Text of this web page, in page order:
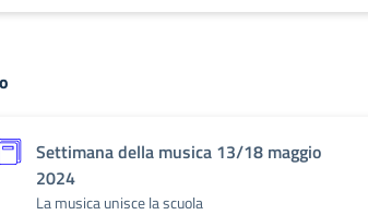
Settimana della musica 13/18 maggio
2024
La musica unisce la scuola